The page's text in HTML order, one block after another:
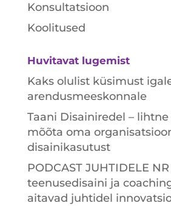
Konsultatsioon
Koolitused
Huvitavat lugemist
Kaks olulist küsimust
arendusmeeskonnale
Taani Disainiredel –
mõõta oma
disainikasutust
PODCAST JUHTIDELE
teenusedisaini ja
aitavad juhtidel